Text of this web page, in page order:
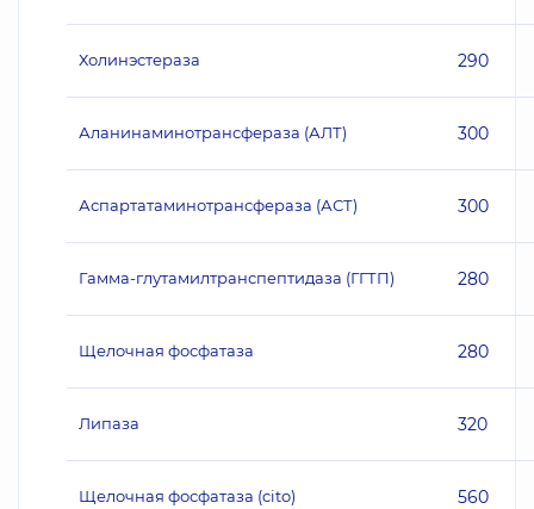
Холинэстераза 290
Аланинаминотрансфераза (АЛТ) 300
Аспартатаминотрансфераза (АСТ) 300
Гамма-глутамилтранспептидаза (ГГТП) 280
Щелочная фосфатаза 280
Липаза 320
Щелочная фосфатаза (cito) 560